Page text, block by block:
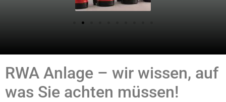
RWA Anlage – wir wissen, auf
was Sie achten müssen!